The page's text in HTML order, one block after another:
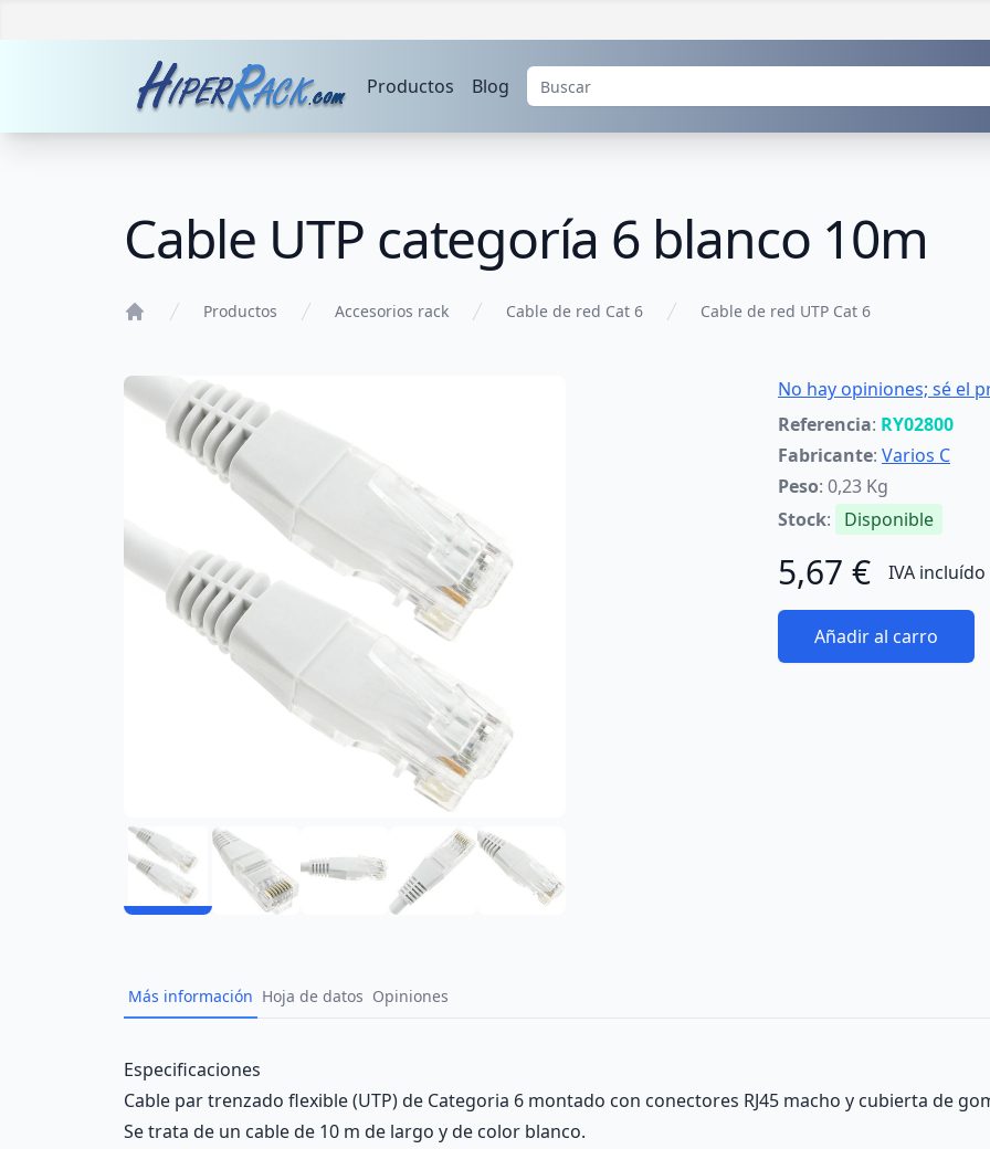
Productos Blog
Cable UTP categoría 6 blanco 10m
Productos Accesorios rack Cable de red Cat 6 Cable de red UTP Cat 6
No hay opiniones; sé el
Referencia: RY02800
Fabricante: Varios C
Peso: 0,23 Kg
Stock: Disponible
5,67 € IVA incluído
Añadir al carro
Más información Hoja de datos Opiniones
Description
Especificaciones
Cable par trenzado flexible (UTP) de Categoria 6 montado con conectores RJ45 macho y cubierta de
Se trata de un cable de 10 m de largo y de color blanco.